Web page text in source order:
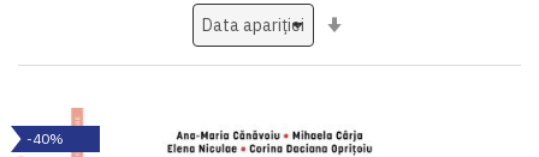
-40%